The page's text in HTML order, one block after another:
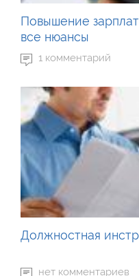
Повышение
все нюансы
1 комментарий
Должностная
нет комментариев